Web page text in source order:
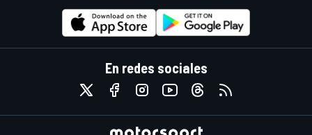
En redes sociales